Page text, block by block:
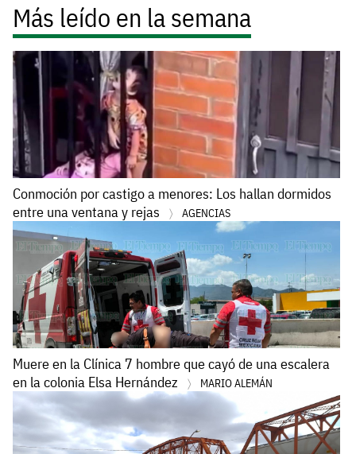
Más leído en la semana
Conmoción por castigo a menores: Los hallan dormidos
entre una ventana y rejas
AGENCIAS
Muere en la Clínica 7 hombre que cayó de una escalera
en la colonia Elsa Hernández
MARIO ALEMÁN